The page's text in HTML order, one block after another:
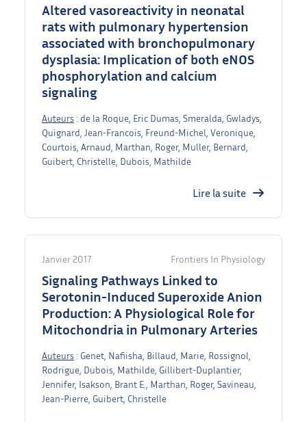
Altered vasoreactivity in neonatal
rats with pulmonary hypertension
associated with bronchopulmonary
dysplasia: Implication of both eNOS
phosphorylation and calcium
signaling
Auteurs : de la Roque, Eric Dumas, Smeralda, Gwladys,
Quignard, Jean-Francois, Freund-Michel, Veronique,
Courtois, Arnaud, Marthan, Roger, Muller, Bernard,
Guibert, Christelle, Dubois, Mathilde
Lire la suite
Janvier 2017 Frontiers In Physiology
Signaling Pathways Linked to
Serotonin-Induced Superoxide Anion
Production: A Physiological Role for
Mitochondria in Pulmonary Arteries
Auteurs : Genet, Nafiisha, Billaud, Marie, Rossignol,
Rodrigue, Dubois, Mathilde, Gillibert-Duplantier,
Jennifer, Isakson, Brant E., Marthan, Roger, Savineau,
Jean-Pierre, Guibert, Christelle